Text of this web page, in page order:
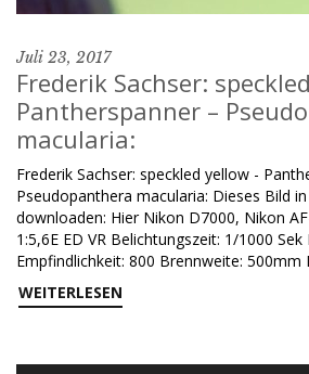
Juli 23, 2017
Frederik Sachser:
Pantherspanner –
macularia:
Frederik Sachser: speckled yellow -
Pseudopanthera macularia: Dieses Bild
downloaden: Hier Nikon D7000, Nikon
1:5,6E ED VR Belichtungszeit: 1/1000 Sek
Empfindlichkeit: 800 Brennweite: 500mm
WEITERLESEN